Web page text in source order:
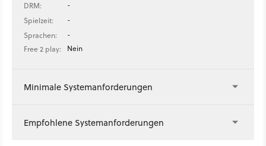
DRM:
-
Spielzeit:
-
Sprachen:
-
Free 2 play:
Nein
Minimale Systemanforderungen
Empfohlene Systemanforderungen